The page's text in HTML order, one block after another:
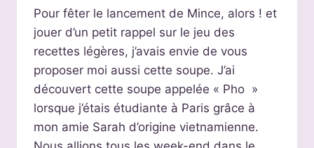
Pour fêter le lancement de Mince, alors ! et
jouer d’un petit rappel sur le jeu des
recettes légères, j’avais envie de vous
proposer moi aussi cette soupe. J’ai
découvert cette soupe appelée « Pho »
lorsque j’étais étudiante à Paris grâce à
mon amie Sarah d’origine vietnamienne.